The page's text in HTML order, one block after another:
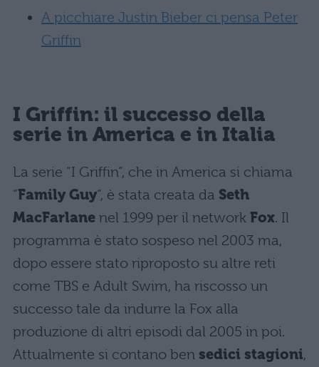
A picchiare Justin Bieber ci pensa Peter
Griffin
I Griffin: il successo della
serie in America e in Italia
La serie “I Griffin”, che in America si chiama
“Family Guy“, è stata creata da Seth
MacFarlane nel 1999 per il network Fox. Il
programma è stato sospeso nel 2003 ma,
dopo essere stato riproposto su altre reti
come TBS e Adult Swim, ha riscosso un
successo tale da indurre la Fox alla
produzione di altri episodi dal 2005 in poi.
Attualmente si contano ben sedici stagioni,